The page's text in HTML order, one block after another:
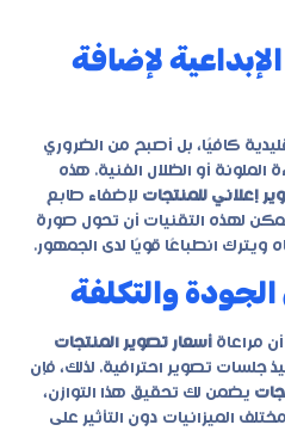
لإضافة
كافيًا، بل أصبح من الضروري
الملونة أو الظلال الفنية. هذه
إعلاني للمنتجات لإضفاء طابع
لهذه التقنيات أن تحول صورة
ويترك انطباعًا قويًا لدى الجمهور.
والتكلفة
مراعاة أسعار تصوير المنتجات
جلسات تصوير احترافية. لذلك، فإن
يضمن لك تحقيق هذا التوازن،
الميزانيات دون التأثير على